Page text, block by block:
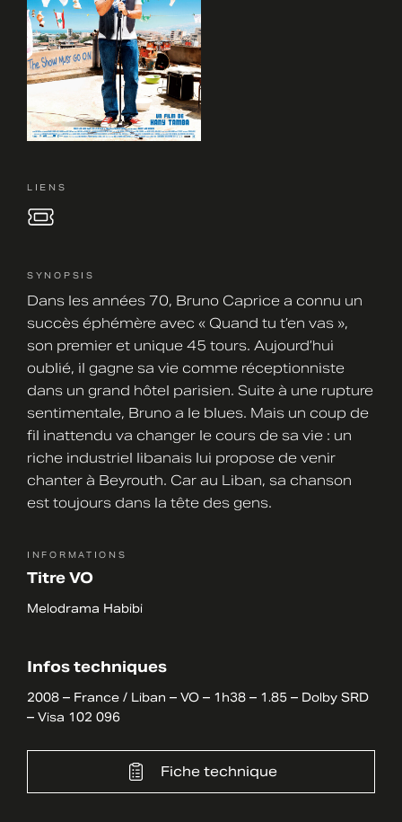
LIENS
SYNOPSIS
Dans les années 70, Bruno Caprice a connu un
succès éphémère avec « Quand tu t’en vas »,
son premier et unique 45 tours. Aujourd’hui
oublié, il gagne sa vie comme réceptionniste
dans un grand hôtel parisien. Suite à une rupture
sentimentale, Bruno a le blues. Mais un coup de
fil inattendu va changer le cours de sa vie : un
riche industriel libanais lui propose de venir
chanter à Beyrouth. Car au Liban, sa chanson
est toujours dans la tête des gens.
INFORMATIONS
Titre VO
Melodrama Habibi
Infos techniques
2008 – France / Liban – VO – 1h38 – 1.85 – Dolby SRD
– Visa 102 096
Fiche technique